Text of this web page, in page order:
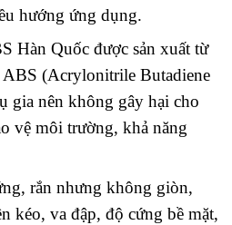
hướng ứng dụng.
Hàn Quốc được sản xuất từ
(Acrylonitrile Butadiene
gia nên không gây hại cho
vệ môi trường, khả năng
rắn nhưng không giòn,
kéo, va đập, độ cứng bề mặt,